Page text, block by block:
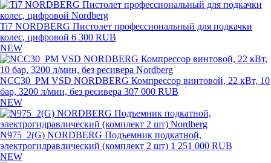
Ti7 NORDBERG Пистолет профессиональный для подкачки
колес, цифровой 6 300 RUB
NEW
NCC30_PM VSD NORDBERG Компрессор винтовой, 22 кВт, 10
бар, 3200 л/мин, без ресивера 307 000 RUB
NEW
N975_2(G) NORDBERG Подъемник подкатной,
электрогидравлический (комплект 2 шт) 1 251 000 RUB
NEW